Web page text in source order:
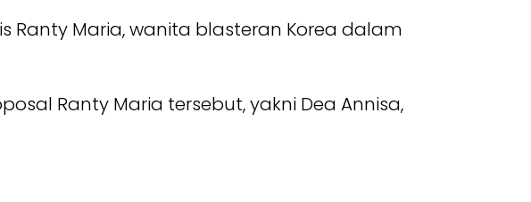
Ranty Maria, wanita blasteran Korea dalam
Ranty Maria tersebut, yakni Dea Annisa,